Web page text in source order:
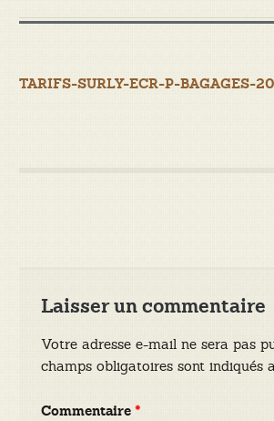
TARIFS-SURLY-ECR-P-BAGAGES-
Laisser un commentaire
Votre adresse e-mail ne sera pas
champs obligatoires sont indiqués
Commentaire*